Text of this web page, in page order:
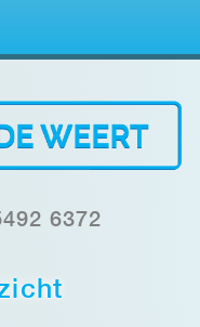
6372